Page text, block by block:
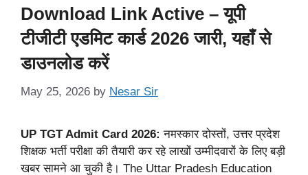
Download Link Active – यूपी
टीजीटी एडमिट कार्ड 2026 जारी, यहाँ से
डाउनलोड करें
May 25, 2026 by Nesar Sir
UP TGT Admit Card 2026: नमस्कार दोस्तों, उत्तर प्रदेश
शिक्षक भर्ती परीक्षा की तैयारी कर रहे लाखों उम्मीदवारों के लिए बड़ी
खबर सामने आ चुकी है। The Uttar Pradesh Education